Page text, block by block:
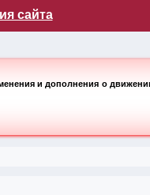
сайта
и дополнения о